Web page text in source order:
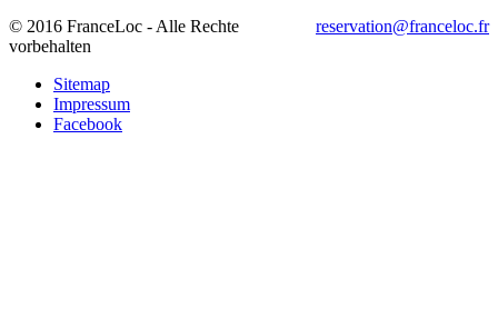
reservation@franceloc.fr
© 2016 FranceLoc - Alle Rechte
vorbehalten
Sitemap
Impressum
Facebook